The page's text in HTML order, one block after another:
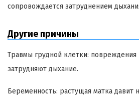
сопровождается затруднением
Другие причины
Травмы грудной клетки: повреждения
затрудняют дыхание.
Беременность: растущая матка давит